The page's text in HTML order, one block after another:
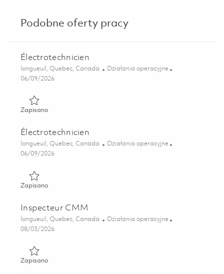
Podobne oferty pracy
Électrotechnicien
Lokalizacja
longueuil, Quebec, Canada Kategoria
Działania operacyjne
Posted Date
06/09/2026
ZapisanoZapisano Électrotechnicien 01842178
Électrotechnicien
Lokalizacja
longueuil, Quebec, Canada Kategoria
Działania operacyjne
Posted Date
06/09/2026
ZapisanoZapisano Électrotechnicien 01850094
Inspecteur CMM
Lokalizacja
longueuil, Quebec, Canada Kategoria
Działania operacyjne
Posted Date
08/03/2026
ZapisanoZapisano Inspecteur CMM 01863669